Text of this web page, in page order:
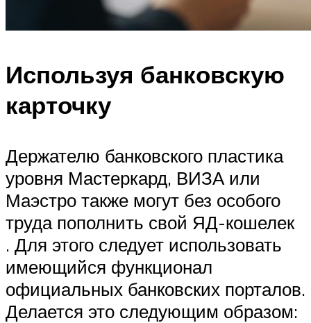
Используя банковскую
карточку
Держателю банковского пластика
уровня Мастеркард, ВИЗА или
Маэстро также могут без особого
труда пополнить свой ЯД-кошелек
. Для этого следует использовать
имеющийся функционал
официальных банковских порталов.
Делается это следующим образом: